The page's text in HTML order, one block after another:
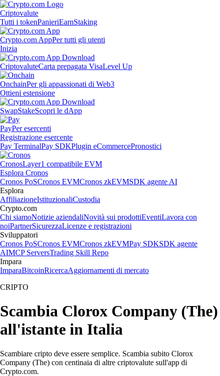
Criptovalute
Tutti i tokenPanieriEarnStaking
Crypto.com AppPer tutti gli utenti
Inizia
CriptovaluteCarta prepagata VisaLevel Up
OnchainPer gli appassionati di Web3
Ottieni estensione
SwapStakeScopri le dApp
PayPer esercenti
Registrazione esercente
Pay TerminalPay SDKPlugin eCommercePronostici
CronosLayer1 compatibile EVM
Esplora Cronos
Cronos PoSCronos EVMCronos zkEVMSDK agente AI
Esplora
AffiliazioneIstituzionaliCustodia
Crypto.com
Chi siamoNotizie aziendaliNovità sui prodottiEventiLavora con
noiPartnerSicurezzaLicenze e registrazioni
Sviluppatori
Cronos PoSCronos EVMCronos zkEVMPay SDKSDK agente
AIMCP ServersTrading Skill Repo
Impara
ImparaBitcoinRicercaAggiornamenti di mercato
CRIPTO
Scambia Clorox Company (The)
all'istante in Italia
Scambiare cripto deve essere semplice. Scambia subito Clorox
Company (The) con centinaia di altre criptovalute sull'app di
Crypto.com.